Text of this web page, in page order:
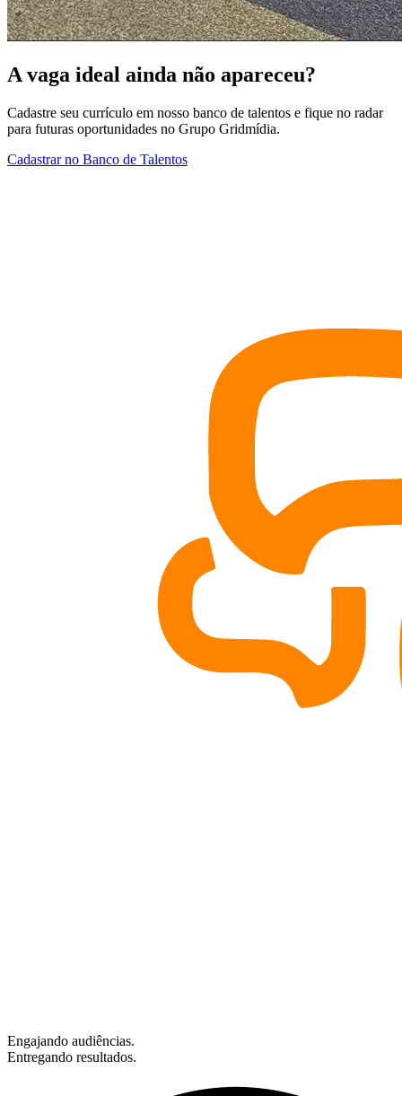
A vaga ideal ainda não apareceu?
Cadastre seu currículo em nosso banco de talentos e fique no radar
para futuras oportunidades no Grupo Gridmídia.
Cadastrar no Banco de Talentos
Engajando audiências.
Entregando resultados.